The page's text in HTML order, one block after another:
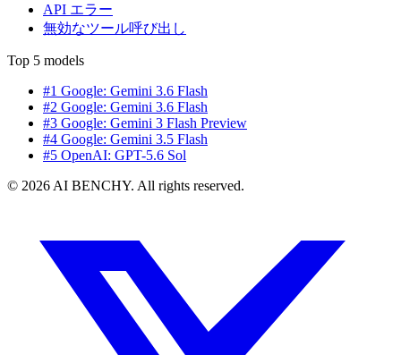
API エラー
無効なツール呼び出し
Top 5 models
#1 Google: Gemini 3.6 Flash
#2 Google: Gemini 3.6 Flash
#3 Google: Gemini 3 Flash Preview
#4 Google: Gemini 3.5 Flash
#5 OpenAI: GPT-5.6 Sol
© 2026 AI BENCHY. All rights reserved.